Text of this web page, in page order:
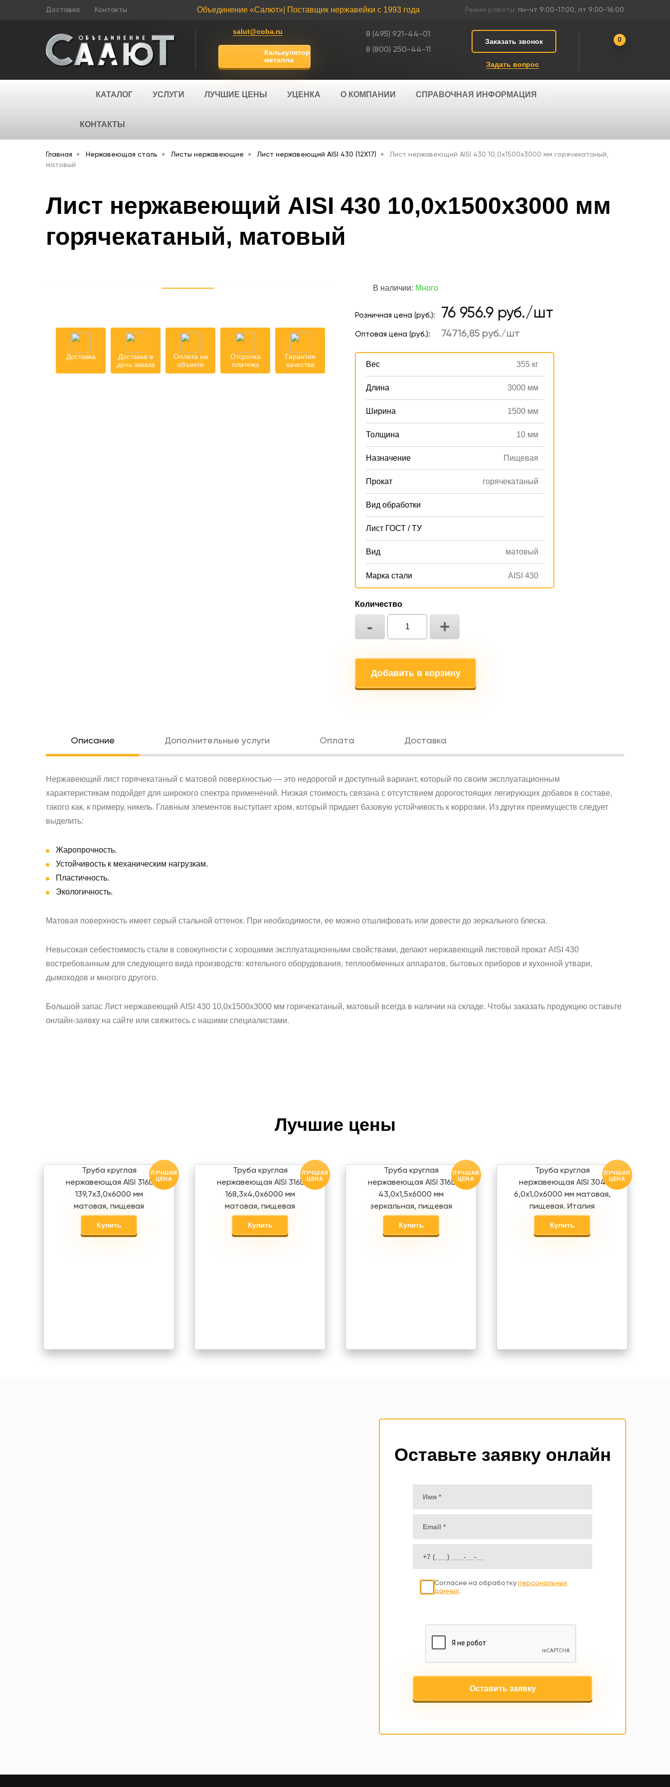
Доставка Контакты Объединение «Салют»| Поставщик нержавейки с 1993 года Режим работы: пн-чт 9:00-17:00, пт 9:00-16:00
salut@coba.ru
Калькулятор
металла
8 (495) 921-44-01
8 (800) 250-44-11
Заказать звонок
Задать вопрос
0
КАТАЛОГ УСЛУГИ ЛУЧШИЕ ЦЕНЫ УЦЕНКА О КОМПАНИИ СПРАВОЧНАЯ ИНФОРМАЦИЯ
КОНТАКТЫ
Главная Нержавеющая сталь Листы нержавеющие Лист нержавеющий AISI 430 (12Х17)
Лист нержавеющий AISI 430 10,0х1500х3000 мм горячекатаный,
матовый
Лист нержавеющий AISI 430 10,0х1500х3000 мм
горячекатаный, матовый
Доставка
Доставка в
день заказа
Оплата на
объекте
Отсрочка
платежа
Гарантия
качества
В наличии: Много
Розничная цена (руб.): 76 956.9 руб./шт
Оптовая цена (руб.): 74716,85 руб./шт
Вес 355 кг
Длина 3000 мм
Ширина 1500 мм
Толщина 10 мм
Назначение Пищевая
Прокат горячекатаный
Вид обработки
Лист ГОСТ / ТУ
Вид матовый
Марка стали AISI 430
Количество
- +
Добавить в корзину
Oписание Дополнительные услуги Оплата Доставка
Нержавеющий лист горячекатаный с матовой поверхностью — это недорогой и доступный вариант, который по своим эксплуатационным
характеристикам подойдет для широкого спектра применений. Низкая стоимость связана с отсутствием дорогостоящих легирующих добавок в составе,
такого как, к примеру, никель. Главным элементов выступает хром, который придает базовую устойчивость к коррозии. Из других преимуществ следует
выделить:
Жаропрочность.
Устойчивость к механическим нагрузкам.
Пластичность.
Экологичность.
Матовая поверхность имеет серый стальной оттенок. При необходимости, ее можно отшлифовать или довести до зеркального блеска.
Невысокая себестоимость стали в совокупности с хорошими эксплуатационными свойствами, делают нержавеющий листовой прокат AISI 430
востребованным для следующего вида производств: котельного оборудования, теплообменных аппаратов, бытовых приборов и кухонной утвари,
дымоходов и многого другого.
Большой запас Лист нержавеющий AISI 430 10,0х1500х3000 мм горячекатаный, матовый всегда в наличии на складе. Чтобы заказать продукцию оставьте
онлайн-заявку на сайте или свяжитесь с нашими специалистами.
Лучшие цены
Труба круглая
нержавеющая AISI 316L
139,7х3,0х6000 мм
матовая, пищевая
Купить
ЛУЧШАЯ
ЦЕНА
Труба круглая
нержавеющая AISI 316L
168,3х4,0х6000 мм
матовая, пищевая
Купить
ЛУЧШАЯ
ЦЕНА
Труба круглая
нержавеющая AISI 316L
43,0х1,5х6000 мм
зеркальная, пищевая
Купить
ЛУЧШАЯ
ЦЕНА
Труба круглая
нержавеющая AISI 304
6,0х1,0х6000 мм матовая,
пищевая. Италия
Купить
ЛУЧШАЯ
ЦЕНА
Оставьте заявку онлайн
Согласие на обработку персональных
данных.
Оставить заявку